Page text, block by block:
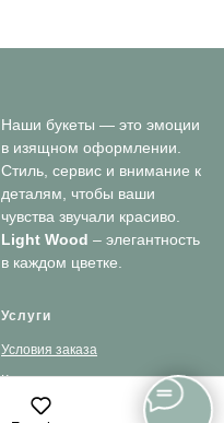
Наши букеты — это эмоции
в изящном оформлении.
Стиль, сервис и внимание к
деталям, чтобы ваши
чувства звучали красиво.
Light Wood – элегантность
в каждом цветке.
Услуги
Условия заказа
Контакты